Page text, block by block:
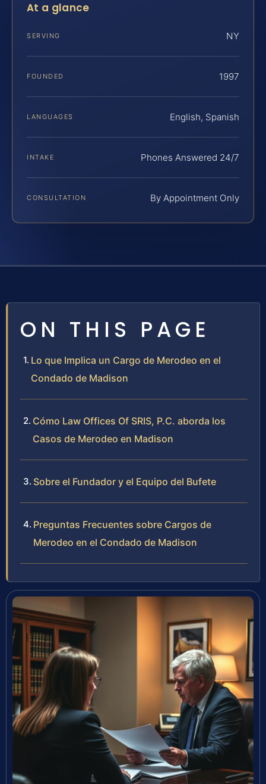
At a glance
SERVING NY
FOUNDED 1997
LANGUAGES English, Spanish
INTAKE Phones Answered 24/7
CONSULTATION By Appointment Only
ON THIS PAGE
Lo que Implica un Cargo de Merodeo en el
Condado de Madison
Cómo Law Offices Of SRIS, P.C. aborda los
Casos de Merodeo en Madison
Sobre el Fundador y el Equipo del Bufete
Preguntas Frecuentes sobre Cargos de
Merodeo en el Condado de Madison